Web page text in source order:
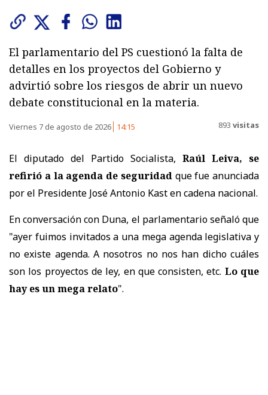
El parlamentario del PS cuestionó la falta de
detalles en los proyectos del Gobierno y
advirtió sobre los riesgos de abrir un nuevo
debate constitucional en la materia.
Viernes 7 de agosto de 2026 14:15 893 visitas
El diputado del Partido Socialista, Raúl Leiva, se
refirió a la agenda de seguridadque fue anunciada
por el Presidente José Antonio Kast en cadena nacional.
En conversación con Duna, el parlamentario señaló que
"ayer fuimos invitados a una mega agenda legislativa y
no existe agenda. A nosotros no nos han dicho cuáles
son los proyectos de ley, en que consisten, etc. Lo que
hay es un mega relato".